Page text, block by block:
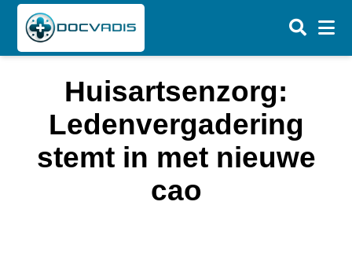
Huisartsenzorg:
Ledenvergadering
stemt in met nieuwe
cao